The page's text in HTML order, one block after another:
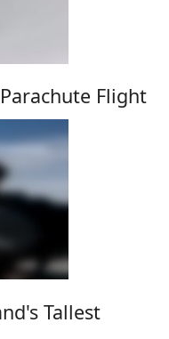
Flight
Tallest